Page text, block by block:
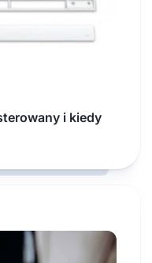
i kiedy